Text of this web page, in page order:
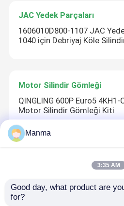
JAC Yedek Parçaları
1606010D800-1107 JAC
1040 için Debriyaj Köle
Motor Silindir Gömleği
QINGLING 600P Euro5
Motor Silindir Gömleği Kiti
JMC 1043 TRANSIT 493
Manma
3:35 AM
Good day, what product are
for?